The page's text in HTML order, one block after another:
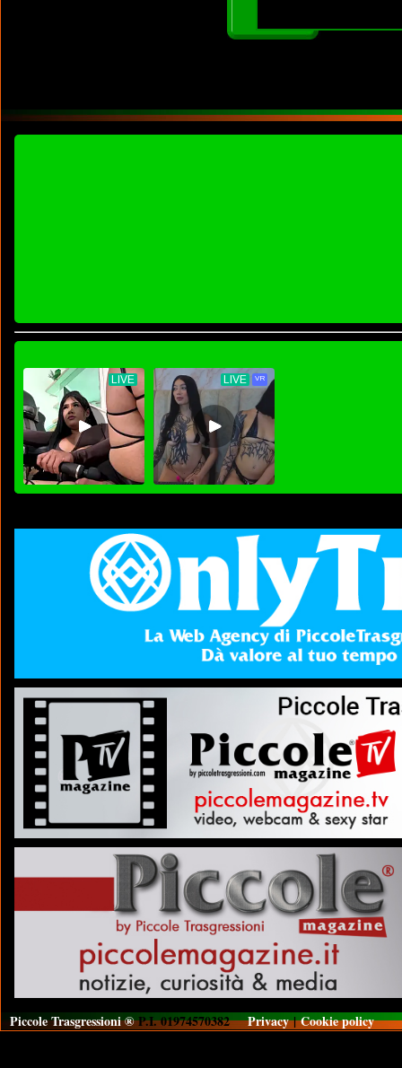
Piccole Trasgressioni ®P.I. 01974570382Privacy|Cookie policy